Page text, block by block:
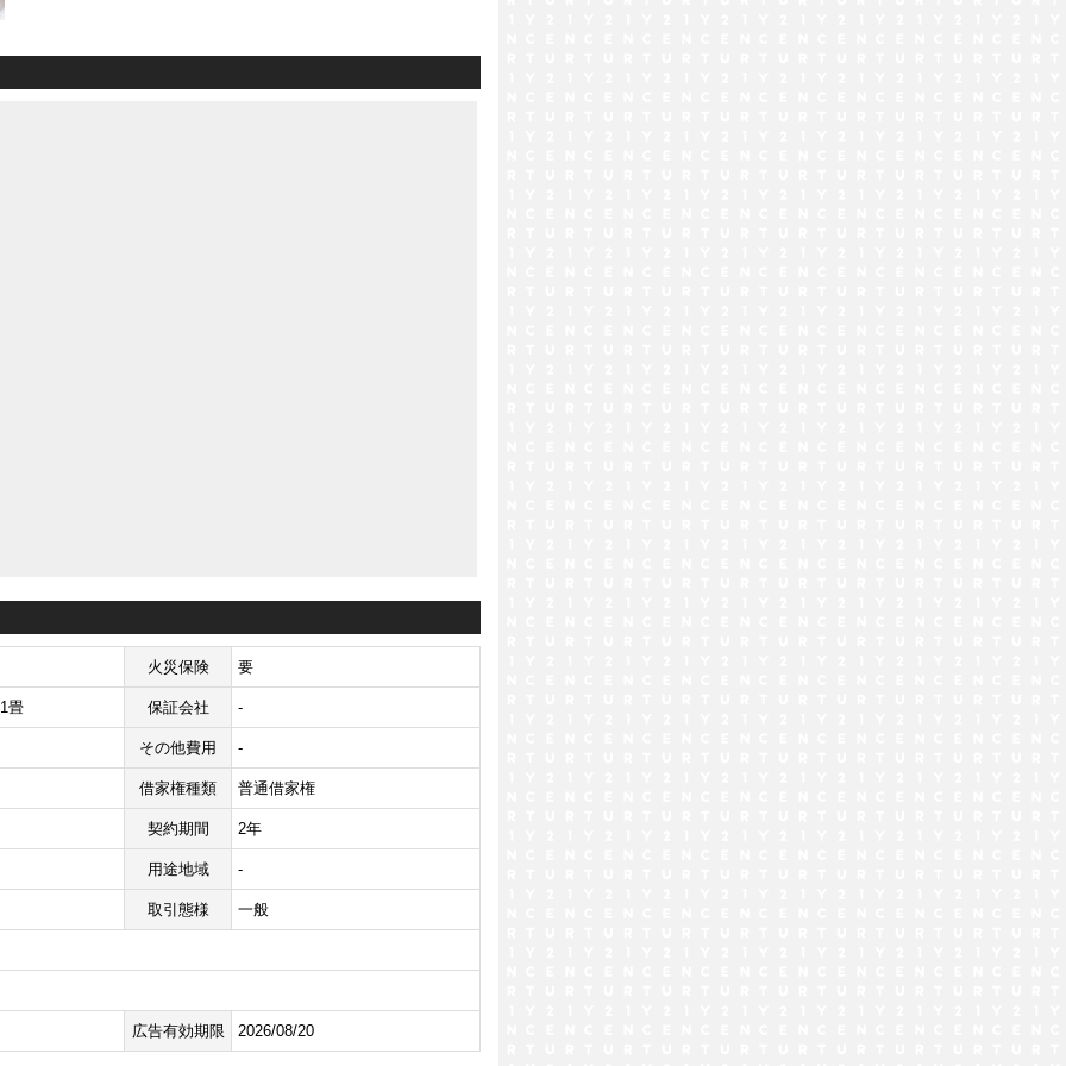
火災保険 要
畳 保証会社 -
その他費用 -
借家権種類 普通借家権
契約期間 2年
用途地域 -
取引態様 一般
広告有効期限 2026/08/20